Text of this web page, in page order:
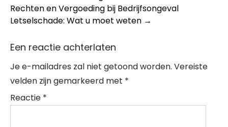
Rechten en Vergoeding bij Bedrijfsongeval
Letselschade: Wat u moet weten →
Een reactie achterlaten
Je e-mailadres zal niet getoond worden. Vereiste
velden zijn gemarkeerd met *
Reactie *